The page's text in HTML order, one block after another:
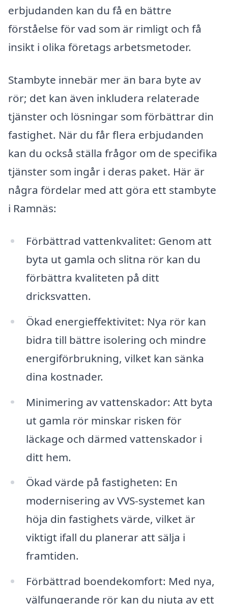
erbjudanden kan du få en bättre
förståelse för vad som är rimligt och få
insikt i olika företags arbetsmetoder.
Stambyte innebär mer än bara byte av
rör; det kan även inkludera relaterade
tjänster och lösningar som förbättrar din
fastighet. När du får flera erbjudanden
kan du också ställa frågor om de specifika
tjänster som ingår i deras paket. Här är
några fördelar med att göra ett stambyte
i Ramnäs:
Förbättrad vattenkvalitet: Genom att
byta ut gamla och slitna rör kan du
förbättra kvaliteten på ditt
dricksvatten.
Ökad energieffektivitet: Nya rör kan
bidra till bättre isolering och mindre
energiförbrukning, vilket kan sänka
dina kostnader.
Minimering av vattenskador: Att byta
ut gamla rör minskar risken för
läckage och därmed vattenskador i
ditt hem.
Ökad värde på fastigheten: En
modernisering av VVS-systemet kan
höja din fastighets värde, vilket är
viktigt ifall du planerar att sälja i
framtiden.
Förbättrad boendekomfort: Med nya,
välfungerande rör kan du njuta av ett